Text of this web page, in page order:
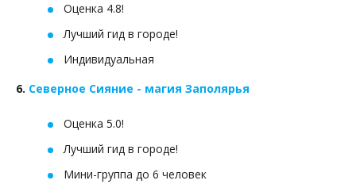
Оценка 4.8!
Лучший гид в городе!
Индивидуальная
6. Северное Сияние - магия Заполярья
Оценка 5.0!
Лучший гид в городе!
Мини-группа до 6 человек